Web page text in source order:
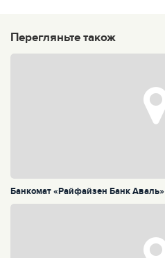
Перегляньте також
Банкомат «Райфайзен Банк Аваль»